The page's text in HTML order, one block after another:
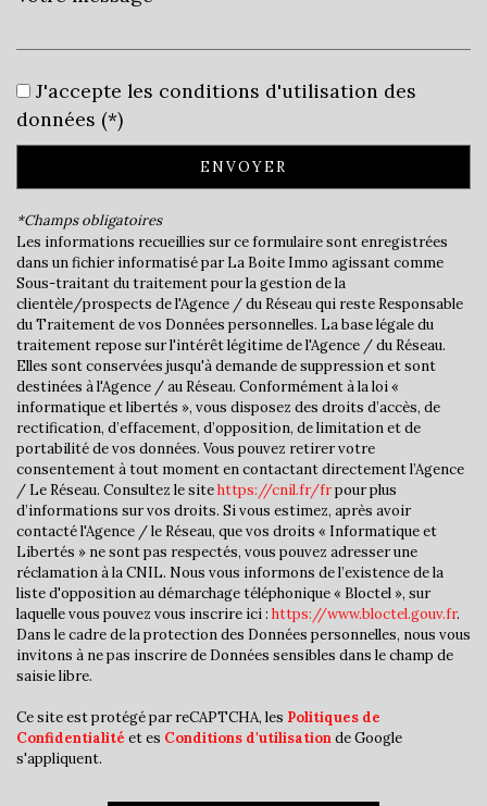
École maternelle
Presse et Tabac
statistiques
Nombre d'habitants
6 306
Propriétaires (vs. locataires)
Taxe habitation
13,10 %
Taxe foncière
20,64 %
Habitants de moins de 25 ans
Habitants de 25 à 55 ans
39,04 %
Habitants de plus de 55 ans
28,08 %
Nombre d'enfants par famille
Familles sans enfant
43,02 %
Familles avec 1 ou 2 enfants
Maisons
Appartements
42,70 %
J'accepte les conditions d'utilisation des
données (*)
ENVOYER
*Champs obligatoires
Les informations recueillies sur ce formulaire sont enregistrées
dans un fichier informatisé par La Boite Immo agissant comme
Sous-traitant du traitement pour la gestion de la
clientèle/prospects de l'Agence / du Réseau qui reste Responsable
du Traitement de vos Données personnelles. La base légale du
traitement repose sur l'intérêt légitime de l'Agence / du Réseau.
Elles sont conservées jusqu'à demande de suppression et sont
destinées à l'Agence / au Réseau. Conformément à la loi «
informatique et libertés », vous disposez des droits d’accès, de
rectification, d’effacement, d’opposition, de limitation et de
portabilité de vos données. Vous pouvez retirer votre
consentement à tout moment en contactant directement l’Agence
/ Le Réseau. Consultez le sitehttps://cnil.fr/frpour plus
d’informations sur vos droits. Si vous estimez, après avoir
contacté l'Agence / le Réseau, que vos droits « Informatique et
Libertés » ne sont pas respectés, vous pouvez adresser une
réclamation à la CNIL. Nous vous informons de l’existence de la
liste d'opposition au démarchage téléphonique « Bloctel », sur
laquelle vous pouvez vous inscrire ici : https://www.bloctel.gouv.fr.
Dans le cadre de la protection des Données personnelles, nous vous
invitons à ne pas inscrire de Données sensibles dans le champ de
saisie libre.
Ce site est protégé par reCAPTCHA, les Politiques de
Confidentialité et es Conditions d'utilisationde Google
s'appliquent.